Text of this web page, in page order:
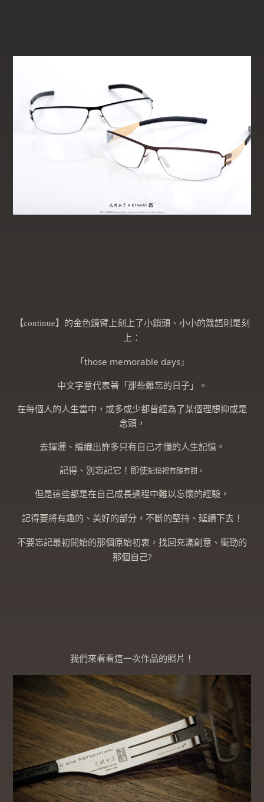
【continue】的金色鏡臂上刻上了小鎖頭、小小的箴語則是刻
上：
「those memorable days」
中文字意代表著「那些難忘的日子」。
在每個人的人生當中，或多或少都曾經為了某個理想抑或是
念頭，
去揮灑、編織出許多只有自己才懂的人生記憶。
記得、別忘記它！即使記憶裡有酸有甜，
但是這些都是在自己成長過程中難以忘懷的經驗，
記得要將有趣的、美好的部分， 不斷的堅持、延續下去！
不要忘記最初開始的那個原始初衷， 找回充滿創意、衝勁的
那個自己?
我們來看看這一次作品的照片！